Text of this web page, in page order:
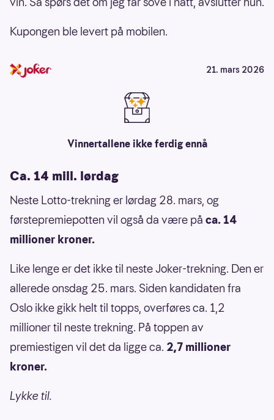
Kupongen ble levert på mobilen.
21. mars 2026
Vinnertallene ikke ferdig ennå
Ca. 14 mill. lørdag
Neste Lotto-trekning er lørdag 28. mars, og
førstepremiepotten vil også da være på ca. 14
millioner kroner.
Like lenge er det ikke til neste Joker-trekning. Den er
allerede onsdag 25. mars. Siden kandidaten fra
Oslo ikke gikk helt til topps, overføres ca. 1,2
millioner til neste trekning. På toppen av
premiestigen vil det da ligge ca. 2,7 millioner
kroner.
Lykke til.